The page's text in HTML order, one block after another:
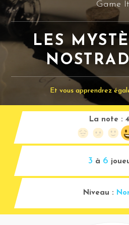
Game It
LES
Et vous apprendrez
3 à 6
La note :
Niveau :